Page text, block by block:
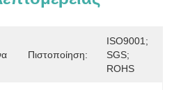
Πιστοποίηση:
ISO9001;
SGS;
ROHS